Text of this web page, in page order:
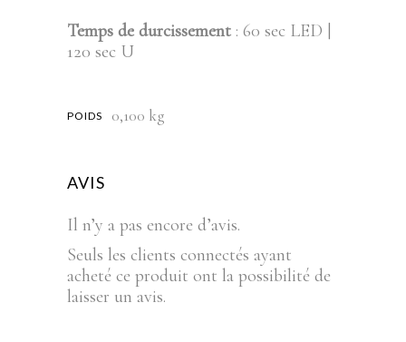
Temps de durcissement : 60 sec LED |
120 sec U
POIDS 0,100 kg
AVIS
Il n’y a pas encore d’avis.
Seuls les clients connectés ayant
acheté ce produit ont la possibilité de
laisser un avis.